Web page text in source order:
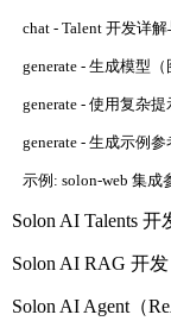
chat - Talent 开发详
generate - 生成模型（
generate - 使用复杂提
generate - 生成示例参
示例: solon-web 集成
Solon AI Talents 开
Solon AI RAG 开发
Solon AI Agent（